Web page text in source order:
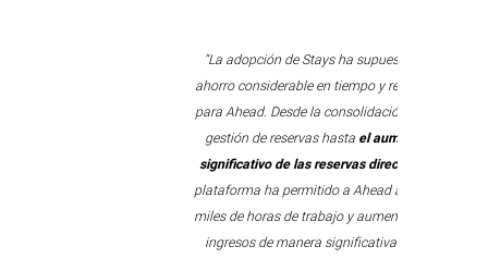
“La adopción de Stays ha supuesto un
ahorro considerable en tiempo y recursos
para Ahead. Desde la consolidación de la
gestión de reservas hastael aumento
significativo de las reservas directas, la
plataforma ha permitido a Ahead ahorrar
miles de horas de trabajo y aumentar sus
ingresos de manera significativa. Este